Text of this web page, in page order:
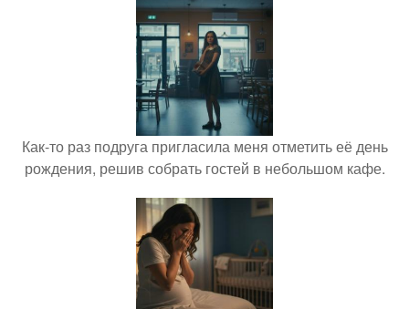
Как-то раз подруга пригласила меня отметить её день
рождения, решив собрать гостей в небольшом кафе.